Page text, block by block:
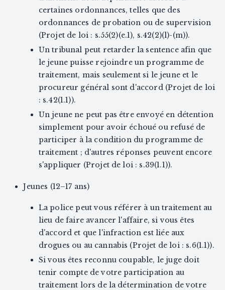
certaines ordonnances, telles que des
ordonnances de probation ou de supervision
(Projet de loi : s.55(2)(e.1), s.42(2)(l)-(m)).
Un tribunal peut retarder la sentence afin que
le jeune puisse rejoindre un programme de
traitement, mais seulement si le jeune et le
procureur général sont d'accord (Projet de loi
: s.42(1.1)).
Un jeune ne peut pas être envoyé en détention
simplement pour avoir échoué ou refusé de
participer à la condition du programme de
traitement ; d'autres réponses peuvent encore
s'appliquer (Projet de loi : s.39(1.1)).
Jeunes (12–17 ans)
La police peut vous référer à un traitement au
lieu de faire avancer l'affaire, si vous êtes
d'accord et que l'infraction est liée aux
drogues ou au cannabis (Projet de loi : s.6(1.1)).
Si vous êtes reconnu coupable, le juge doit
tenir compte de votre participation au
traitement lors de la détermination de votre